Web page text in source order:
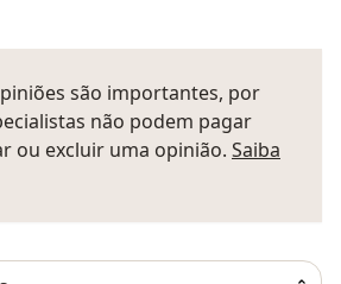
são importantes, por
não podem pagar
ou excluir uma opinião. Saiba